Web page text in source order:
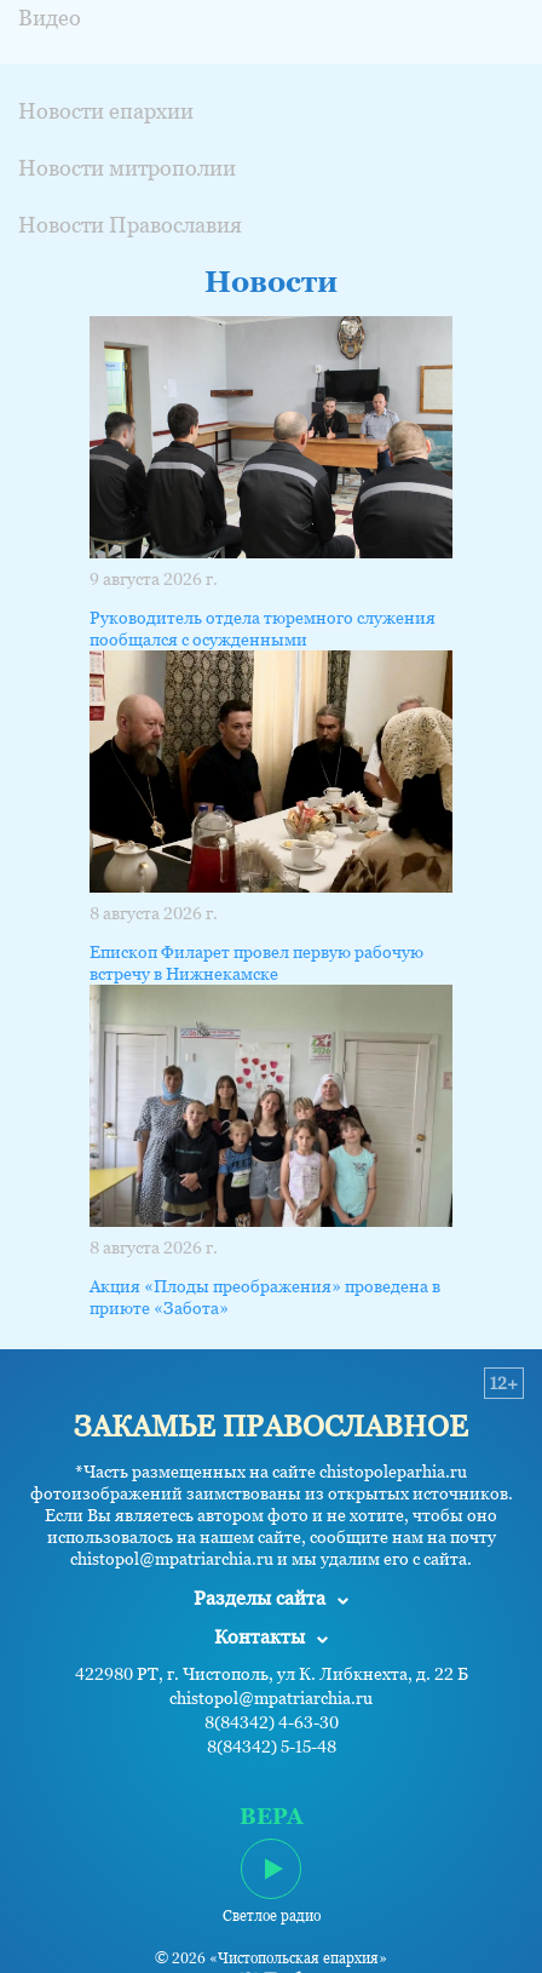
Видео
Новости епархии
Новости митрополии
Новости Православия
Новости
9 августа 2026 г.
Руководитель отдела тюремного служения
пообщался с осужденными
8 августа 2026 г.
Епископ Филарет провел первую рабочую
встречу в Нижнекамске
8 августа 2026 г.
Акция «Плоды преображения» проведена в
приюте «Забота»
ЗАКАМЬЕ ПРАВОСЛАВНОЕ
*Часть размещенных на сайте chistopoleparhia.ru
фотоизображений заимствованы из открытых источников.
Если Вы являетесь автором фото и не хотите, чтобы оно
использовалось на нашем сайте, сообщите нам на почту
chistopol@mpatriarchia.ru и мы удалим его с сайта.
12+
Разделы сайта
Контакты
422980 РТ, г. Чистополь, ул К. Либкнехта, д. 22 Б
chistopol@mpatriarchia.ru
8(84342) 4-63-30
8(84342) 5-15-48
ВЕРА
Светлое радио
© 2026 «Чистопольская епархия»